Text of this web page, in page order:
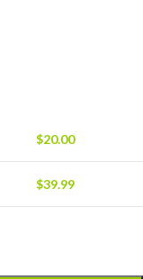
$20.00
$39.99